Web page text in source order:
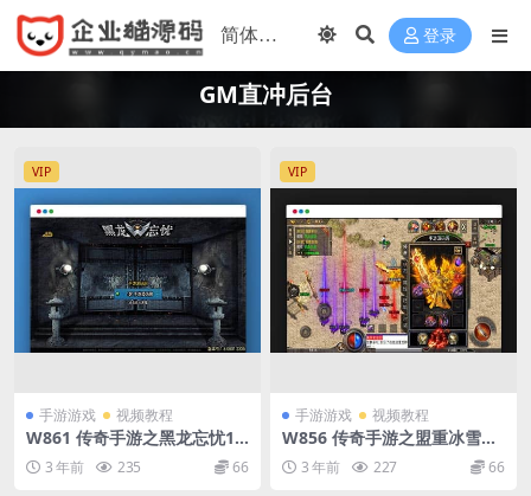
登录
GM直冲后台
VIP
手游游戏 视频教程
W861 传奇手游之黑龙忘忧19
大陆精修版_经典PK类单职业
战神引擎传奇手游_最新打包W
3 年前 235 66
VIP
手游游戏 视频教程
W856 传奇手游之盟重冰雪精
修版_经典PK类单职业战神引
擎传奇手游_Win服务端源码_
3 年前 227 66